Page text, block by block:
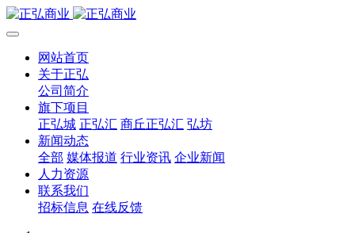
网站首页
关于正弘
公司简介
旗下项目
正弘城 正弘汇 商丘正弘汇 弘坊
新闻动态
全部 媒体报道 行业资讯 企业新闻
人力资源
联系我们
招标信息 在线反馈